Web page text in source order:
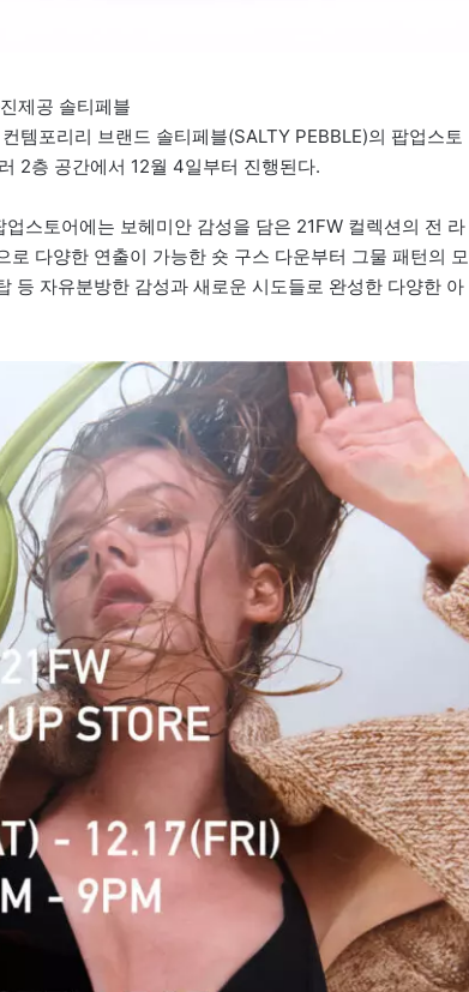
제공 솔티페블
템포리리 브랜드 솔티페블(SALTY PEBBLE)의 팝업스토
2층 공간에서 12월 4일부터 진행된다.
스토어에는 보헤미안 감성을 담은 21FW 컬렉션의 전 라
다양한 연출이 가능한 숏 구스 다운부터 그물 패턴의 모
등 자유분방한 감성과 새로운 시도들로 완성한 다양한 아